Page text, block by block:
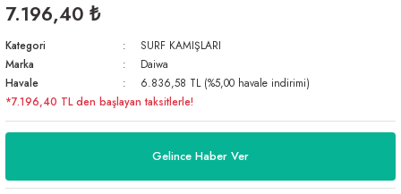
7.196,40 ₺
Kategori
SURF KAMIŞLARI
Marka
Daiwa
Havale
6.836,58 TL (%5,00 havale indirimi)
*7.196,40 TL den başlayan taksitlerle!
Gelince Haber Ver